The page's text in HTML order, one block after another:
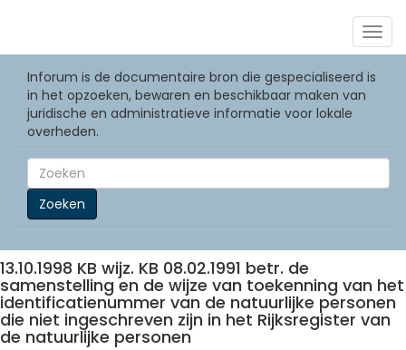
Inforum is de documentaire bron die gespecialiseerd is
in het opzoeken, bewaren en beschikbaar maken van
juridische en administratieve informatie voor lokale
overheden.
Zoeken
13.10.1998 KB wijz. KB 08.02.1991 betr. de
samenstelling en de wijze van toekenning van het
identificatienummer van de natuurlijke personen
die niet ingeschreven zijn in het Rijksregister van
de natuurlijke personen